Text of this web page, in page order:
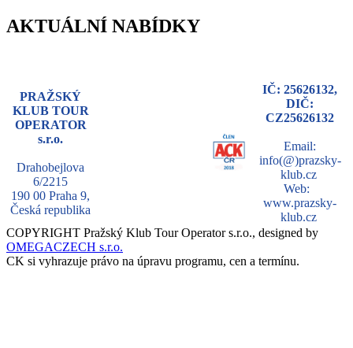
AKTUÁLNÍ NABÍDKY
PRAŽSKÝ
KLUB TOUR
OPERATOR
s.r.o.
Drahobejlova
6/2215
190 00 Praha 9,
Česká republika
IČ: 25626132,
DIČ:
CZ25626132
Email:
info(@)prazsky-
klub.cz
Web:
www.prazsky-
klub.cz
COPYRIGHT Pražský Klub Tour Operator s.r.o., designed by
OMEGACZECH s.r.o.
CK si vyhrazuje právo na úpravu programu, cen a termínu.